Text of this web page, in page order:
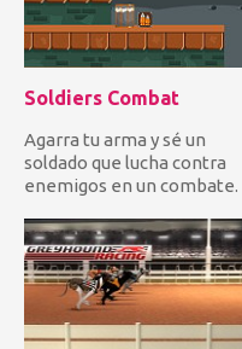
Soldiers Combat
Agarra tu arma y sé un
soldado que lucha contra
enemigos en un combate.